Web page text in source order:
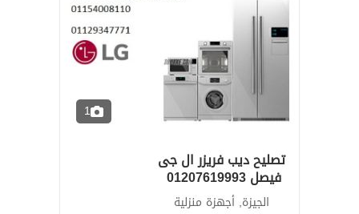
1
تصليح ديب فريزر ال جى
فيصل ‎‎ ‎01207619993
الجيزة, أجهزة منزلية